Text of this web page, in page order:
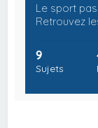
Le sport
Retrouvez
9
Sujets